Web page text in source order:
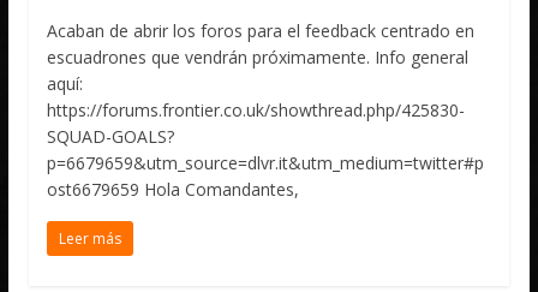
Acaban de abrir los foros para el feedback centrado en
escuadrones que vendrán próximamente. Info general
aquí:
https://forums.frontier.co.uk/showthread.php/425830-
SQUAD-GOALS?
p=6679659&utm_source=dlvr.it&utm_medium=twitter#p
ost6679659 Hola Comandantes,
Leer más